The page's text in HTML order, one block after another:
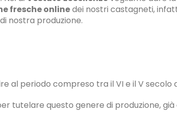
fresche onlinedei nostri castagneti,
di nostra produzione.
al periodo compreso tra il VI e il V secolo
tutelare questo genere di produzione,